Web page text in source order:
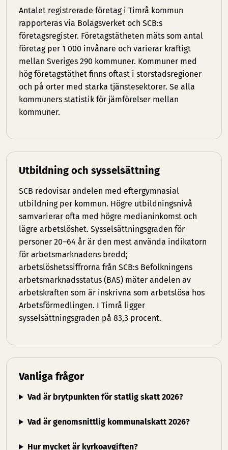
Antalet registrerade företag i Timrå kommun
rapporteras via Bolagsverket och SCB:s
företagsregister. Företagstätheten mäts som antal
företag per 1 000 invånare och varierar kraftigt
mellan Sveriges 290 kommuner. Kommuner med
hög företagstäthet finns oftast i storstadsregioner
och på orter med starka tjänstesektorer. Se alla
kommuners statistik för jämförelser mellan
kommuner.
Utbildning och sysselsättning
SCB redovisar andelen med eftergymnasial
utbildning per kommun. Högre utbildningsnivå
samvarierar ofta med högre medianinkomst och
lägre arbetslöshet. Sysselsättningsgraden för
personer 20–64 år är den mest använda indikatorn
för arbetsmarknadens bredd;
arbetslöshetssiffrorna från SCB:s Befolkningens
arbetsmarknadsstatus (BAS) mäter andelen av
arbetskraften som är inskrivna som arbetslösa hos
Arbetsförmedlingen. I Timrå ligger
sysselsättningsgraden på 83,3 procent.
Vanliga frågor
Vad är brytpunkten för statlig skatt 2026?
Vad är genomsnittlig kommunalskatt 2026?
Hur mycket är kyrkoavgiften?